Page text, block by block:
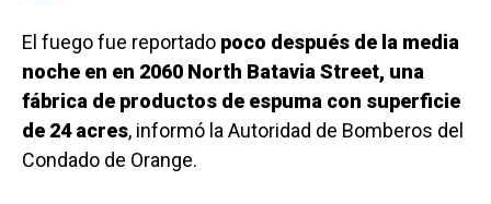
El fuego fue reportado poco después de la media
noche en en 2060 North Batavia Street, una
fábrica de productos de espuma con superficie
de 24 acres, informó la Autoridad de Bomberos del
Condado de Orange.